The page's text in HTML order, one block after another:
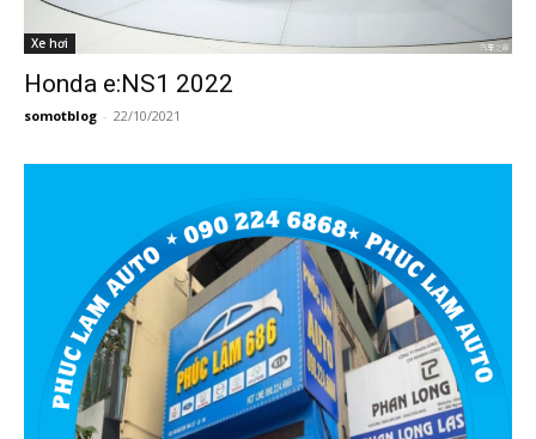
Xe hơi
Honda e:NS1 2022
somotblog - 22/10/2021